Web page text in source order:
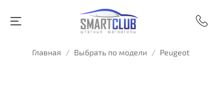
Главная Выбрать по модели Peugeot